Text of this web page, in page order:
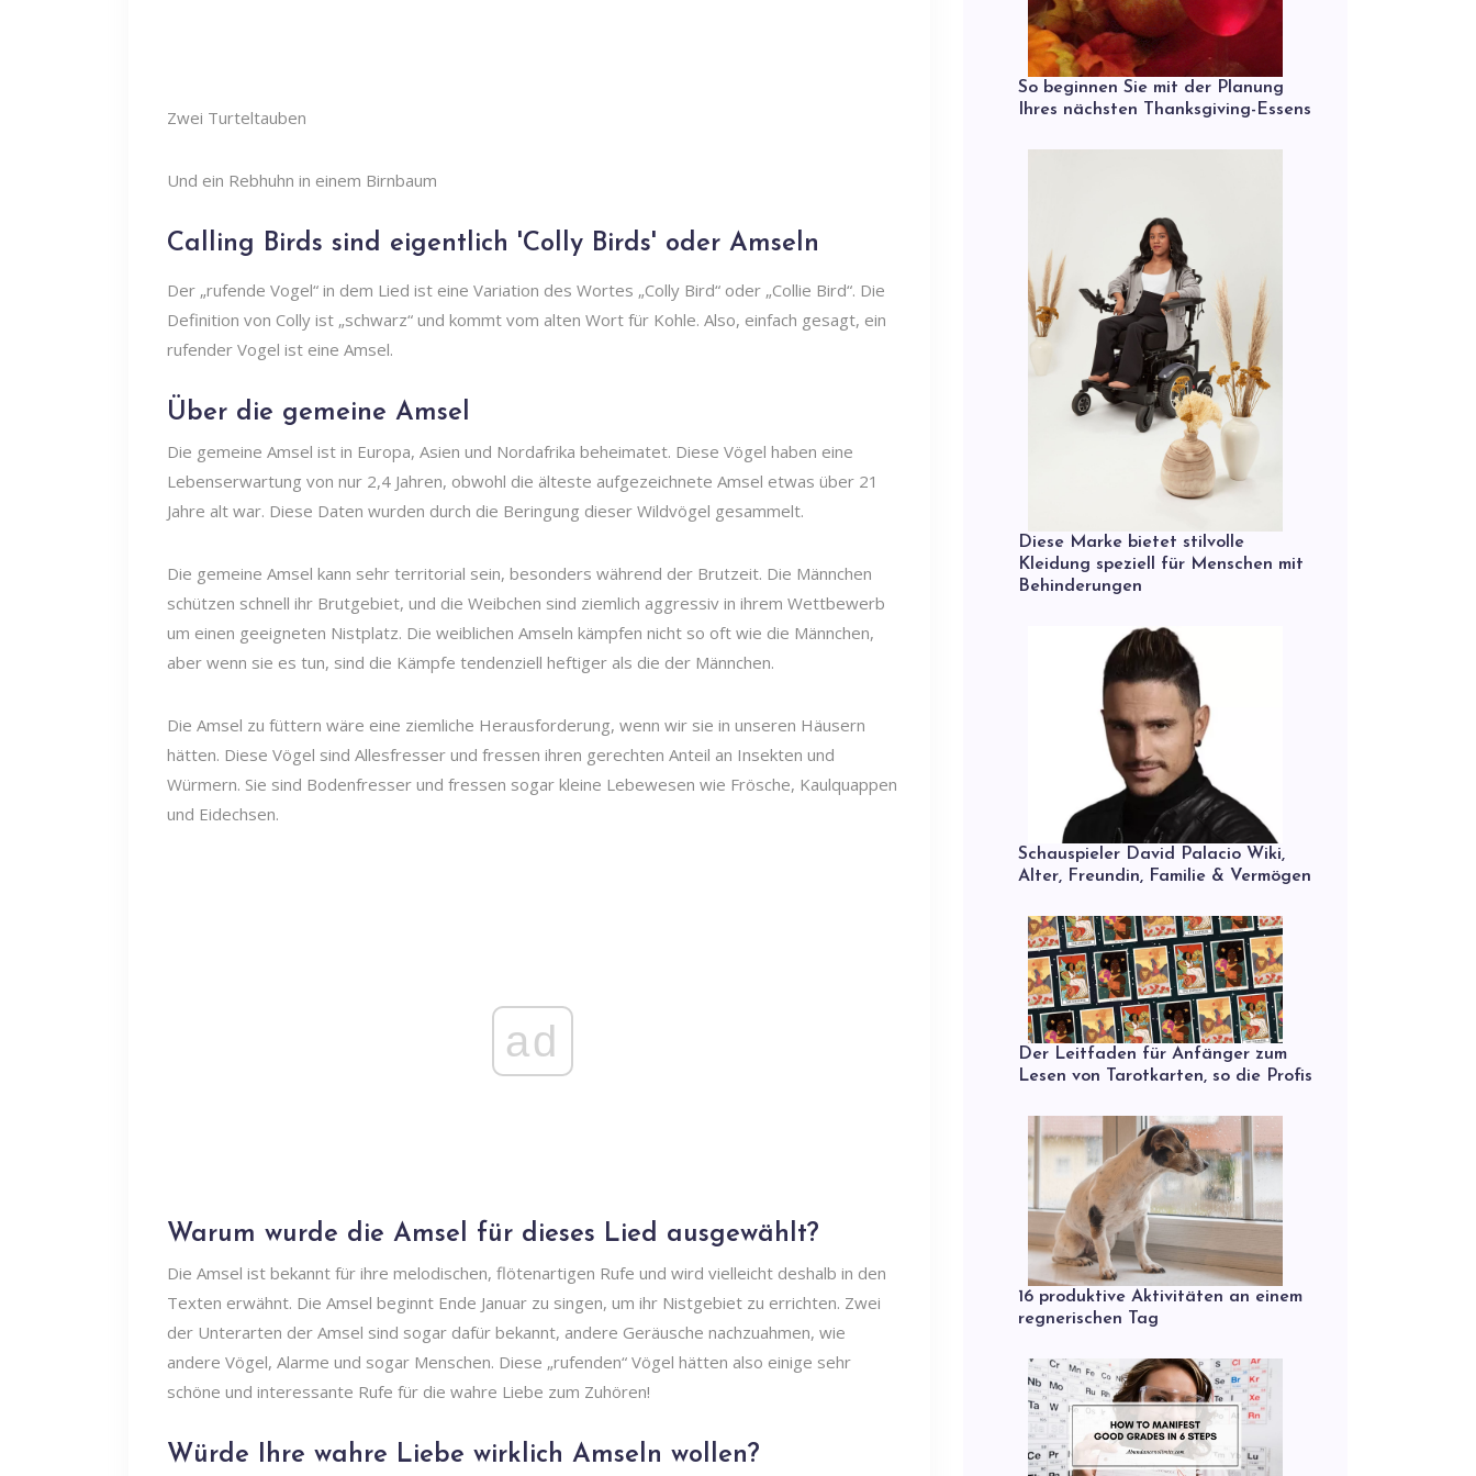
Zwei Turteltauben
Und ein Rebhuhn in einem Birnbaum
Calling Birds sind eigentlich 'Colly Birds' oder Amseln
Der „rufende Vogel“ in dem Lied ist eine Variation des Wortes „Colly Bird“ oder „Collie Bird“. Die
Definition von Colly ist „schwarz“ und kommt vom alten Wort für Kohle. Also, einfach gesagt, ein
rufender Vogel ist eine Amsel.
Über die gemeine Amsel
Die gemeine Amsel ist in Europa, Asien und Nordafrika beheimatet. Diese Vögel haben eine
Lebenserwartung von nur 2,4 Jahren, obwohl die älteste aufgezeichnete Amsel etwas über 21
Jahre alt war. Diese Daten wurden durch die Beringung dieser Wildvögel gesammelt.
Die gemeine Amsel kann sehr territorial sein, besonders während der Brutzeit. Die Männchen
schützen schnell ihr Brutgebiet, und die Weibchen sind ziemlich aggressiv in ihrem Wettbewerb
um einen geeigneten Nistplatz. Die weiblichen Amseln kämpfen nicht so oft wie die Männchen,
aber wenn sie es tun, sind die Kämpfe tendenziell heftiger als die der Männchen.
Die Amsel zu füttern wäre eine ziemliche Herausforderung, wenn wir sie in unseren Häusern
hätten. Diese Vögel sind Allesfresser und fressen ihren gerechten Anteil an Insekten und
Würmern. Sie sind Bodenfresser und fressen sogar kleine Lebewesen wie Frösche, Kaulquappen
und Eidechsen.
ad
Warum wurde die Amsel für dieses Lied ausgewählt?
Die Amsel ist bekannt für ihre melodischen, flötenartigen Rufe und wird vielleicht deshalb in den
Texten erwähnt. Die Amsel beginnt Ende Januar zu singen, um ihr Nistgebiet zu errichten. Zwei
der Unterarten der Amsel sind sogar dafür bekannt, andere Geräusche nachzuahmen, wie
andere Vögel, Alarme und sogar Menschen. Diese „rufenden“ Vögel hätten also einige sehr
schöne und interessante Rufe für die wahre Liebe zum Zuhören!
Würde Ihre wahre Liebe wirklich Amseln wollen?
So beginnen Sie mit der Planung
Ihres nächsten Thanksgiving-Essens
Diese Marke bietet stilvolle
Kleidung speziell für Menschen mit
Behinderungen
Schauspieler David Palacio Wiki,
Alter, Freundin, Familie & Vermögen
Der Leitfaden für Anfänger zum
Lesen von Tarotkarten, so die Profis
16 produktive Aktivitäten an einem
regnerischen Tag